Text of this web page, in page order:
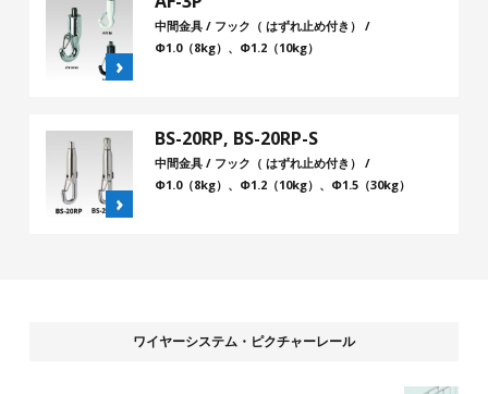
中間金具 / フック（ はずれ止め付き） /
Φ1.0（8kg）、Φ1.2（10kg）
BS-20RP, BS-20RP-S
中間金具 / フック（ はずれ止め付き） /
Φ1.0（8kg）、Φ1.2（10kg）、Φ1.5（30kg）
ワイヤーシステム・ピクチャーレール